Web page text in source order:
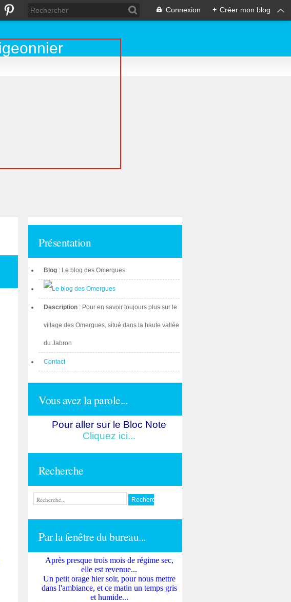
Connexion + Créer mon blog
Présentation
Blog : Le blog des Omergues
Description : Pour en savoir toujours plus sur le
village des Omergues, situé dans la haute vallée
du Jabron
Contact
Vous avez la parole...
Pour aller sur le Bloc Note
Cliquez ici...
Recherche
Par la fenêtre du bureau...
Après presque trois mois de régime sec,
elle est revenue...
Un petit orage hier soir, pour nous mettre
dans l'ambiance, et ce matin un temps gris
et humide...